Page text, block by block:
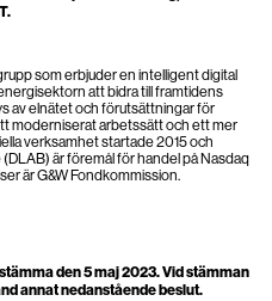
som erbjuder en intelligent digital
att bidra till framtidens
av elnätet och förutsättningar för
moderniserat arbetssätt och ett mer
verksamhet startade 2015 och
är föremål för handel på Nasdaq
är G&W Fondkommission.
den 5 maj 2023. Vid stämman
annat nedanstående beslut.